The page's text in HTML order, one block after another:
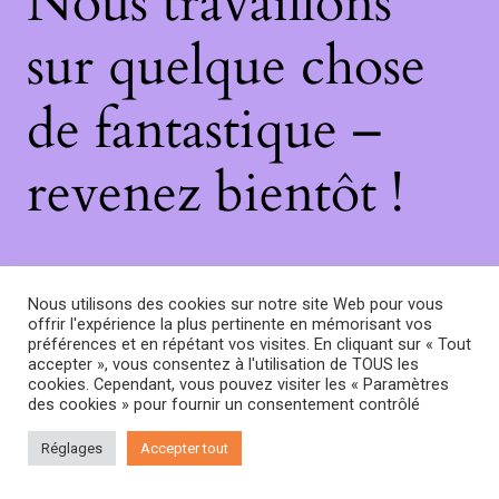
sur quelque chose
de fantastique –
revenez bientôt !
Nous utilisons des cookies sur notre site Web pour vous
offrir l'expérience la plus pertinente en mémorisant vos
préférences et en répétant vos visites. En cliquant sur « Tout
accepter », vous consentez à l'utilisation de TOUS les
cookies. Cependant, vous pouvez visiter les « Paramètres
des cookies » pour fournir un consentement contrôlé
Réglages Accepter tout